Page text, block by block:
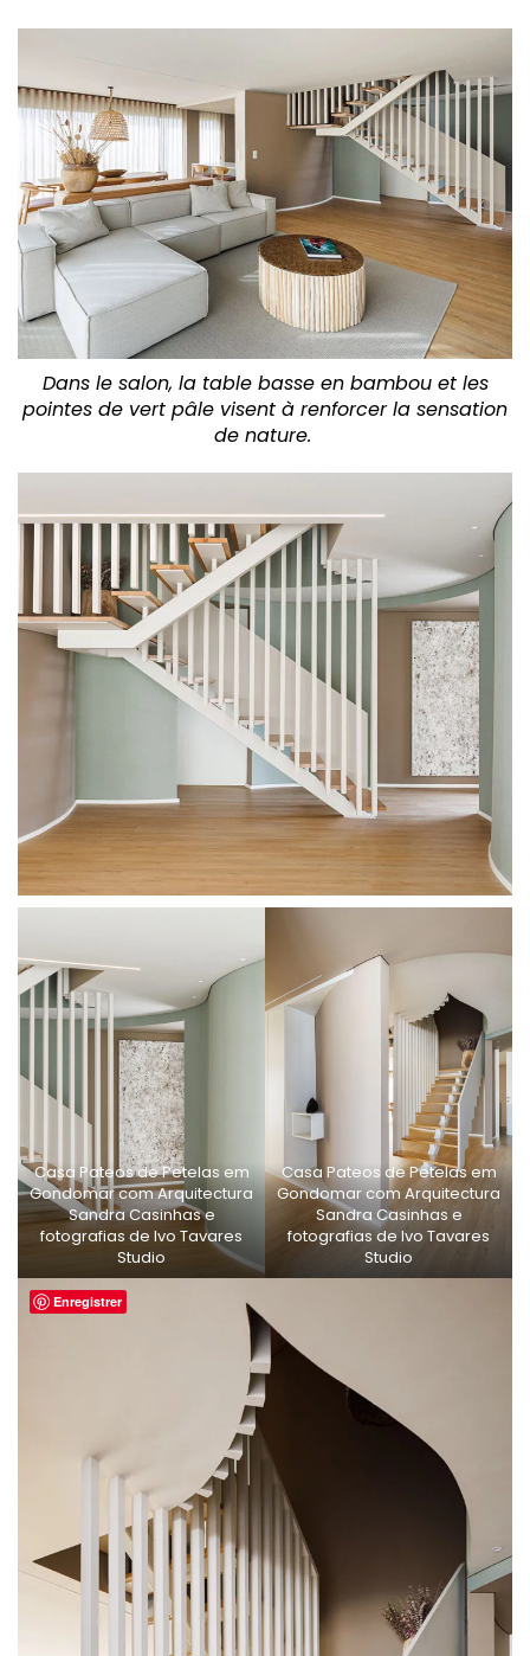
Dans le salon, la table basse en bambou et les
pointes de vert pâle visent à renforcer la sensation
de nature.
Casa Pateos de Petelas em
Gondomar com Arquitectura
Sandra Casinhas e
fotografias de Ivo Tavares
Studio
Casa Pateos de Petelas em
Gondomar com Arquitectura
Sandra Casinhas e
fotografias de Ivo Tavares
Studio
Enregistrer